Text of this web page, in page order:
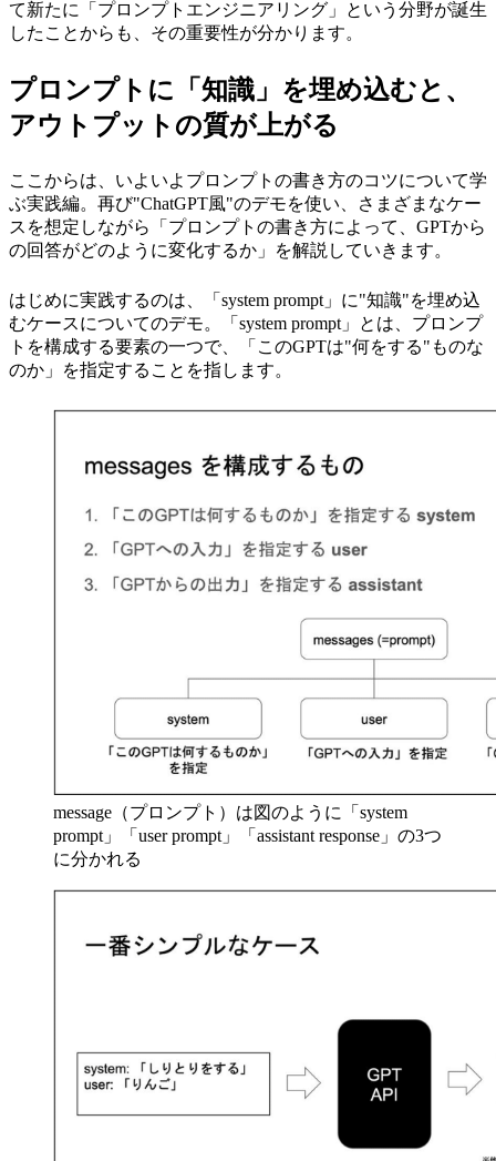
て新たに「プロンプトエンジニアリング」という分野が誕生
したことからも、その重要性が分かります。
プロンプトに「知識」を埋め込むと、
アウトプットの質が上がる
ここからは、いよいよプロンプトの書き方のコツについて学
ぶ実践編。再び"ChatGPT風"のデモを使い、さまざまなケー
スを想定しながら「プロンプトの書き方によって、GPTから
の回答がどのように変化するか」を解説していきます。
はじめに実践するのは、「system prompt」に"知識"を埋め込
むケースについてのデモ。「system prompt」とは、プロンプ
トを構成する要素の一つで、「このGPTは"何をする"ものな
のか」を指定することを指します。
message（プロンプト）は図のように「system
prompt」「user prompt」「assistant response」の3つ
に分かれる